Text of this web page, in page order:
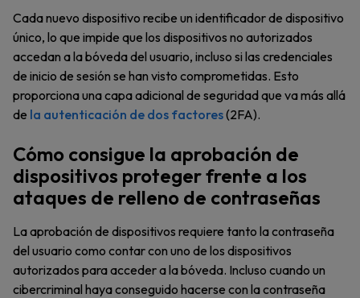
Cada nuevo dispositivo recibe un identificador de dispositivo
único, lo que impide que los dispositivos no autorizados
accedan a la bóveda del usuario, incluso si las credenciales
de inicio de sesión se han visto comprometidas. Esto
proporciona una capa adicional de seguridad que va más allá
de la autenticación de dos factores(2FA).
Cómo consigue la aprobación de
dispositivos proteger frente a los
ataques de relleno de contraseñas
La aprobación de dispositivos requiere tanto la contraseña
del usuario como contar con uno de los dispositivos
autorizados para acceder a la bóveda. Incluso cuando un
cibercriminal haya conseguido hacerse con la contraseña